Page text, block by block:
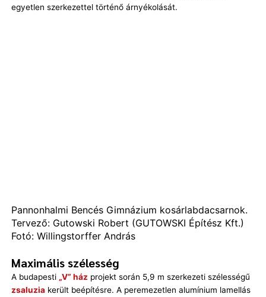
egyetlen szerkezettel történő árnyékolását.
Pannonhalmi Bencés Gimnázium kosárlabdacsarnok.
Tervező: Gutowski Robert (GUTOWSKI Építész Kft.)
Fotó: Willingstorffer András
Maximális szélesség
A budapesti „V” ház projekt során 5,9 m szerkezeti szélességű
zsaluziakerült beépítésre. A peremezetlen alumínium lamellás